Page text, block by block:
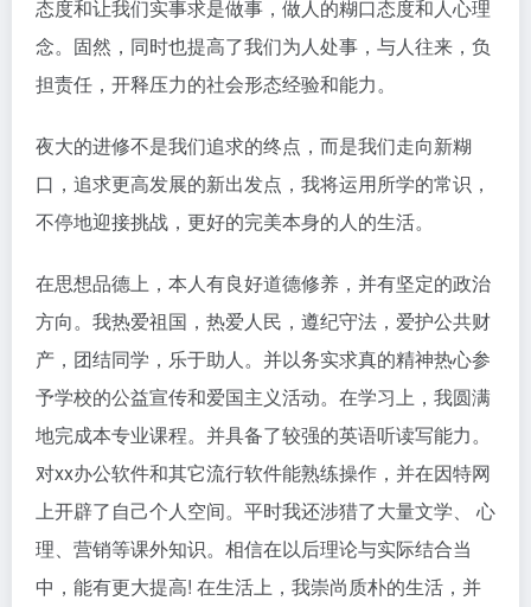
态度和让我们实事求是做事，做人的糊口态度和人心理
念。固然，同时也提高了我们为人处事，与人往来，负
担责任，开释压力的社会形态经验和能力。
夜大的进修不是我们追求的终点，而是我们走向新糊
口，追求更高发展的新出发点，我将运用所学的常识，
不停地迎接挑战，更好的完美本身的人的生活。
在思想品德上，本人有良好道德修养，并有坚定的政治
方向。我热爱祖国，热爱人民，遵纪守法，爱护公共财
产，团结同学，乐于助人。并以务实求真的精神热心参
予学校的公益宣传和爱国主义活动。在学习上，我圆满
地完成本专业课程。并具备了较强的英语听读写能力。
对xx办公软件和其它流行软件能熟练操作，并在因特网
上开辟了自己个人空间。平时我还涉猎了大量文学、 心
理、营销等课外知识。相信在以后理论与实际结合当
中，能有更大提高! 在生活上，我崇尚质朴的生活，并